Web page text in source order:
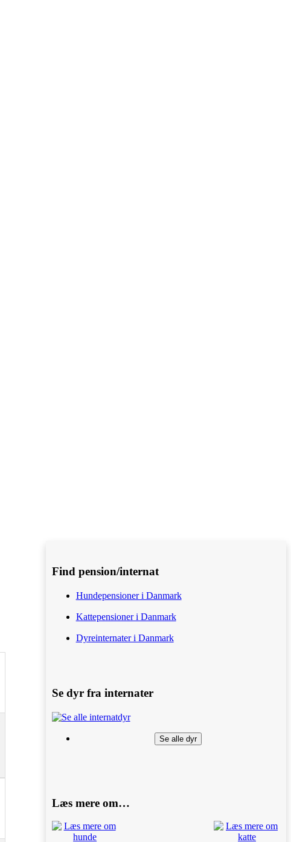
Find pension/internat
Hundepensioner i Danmark
Kattepensioner i Danmark
Dyreinternater i Danmark
Se dyr fra internater
Se alle dyr
Læs mere om…